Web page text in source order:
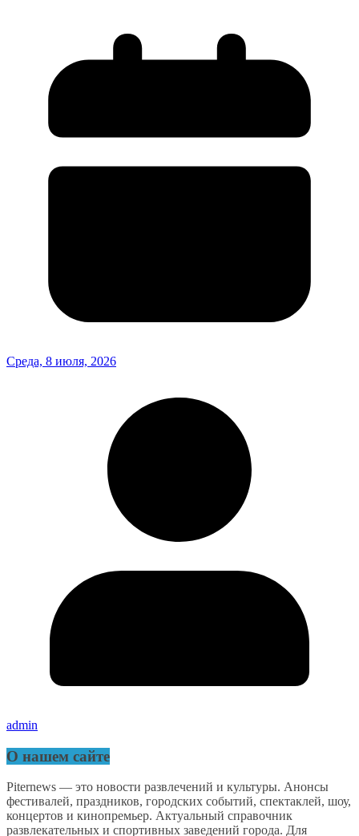
Среда, 8 июля, 2026
admin
О нашем сайте
Piternews — это новости развлечений и культуры. Анонсы
фестивалей, праздников, городских событий, спектаклей, шоу,
концертов и кинопремьер. Актуальный справочник
развлекательных и спортивных заведений города. Для